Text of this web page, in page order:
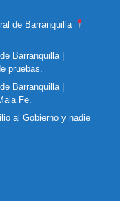
de Barranquilla
Barranquilla |
pruebas.
Barranquilla |
Fe.
al Gobierno y nadie